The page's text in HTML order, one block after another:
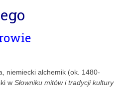
niemiecki alchemik (ok. 1480-
w Słowniku mitów i tradycji kultury